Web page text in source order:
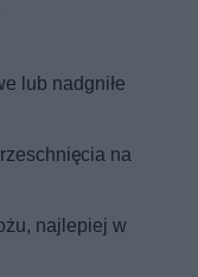
lub nadgniłe
na
najlepiej w